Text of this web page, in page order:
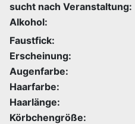
sucht nach Veranstaltung:
Alkohol:
Faustfick:
Erscheinung:
Augenfarbe:
Haarfarbe:
Haarlänge:
Körbchengröße: